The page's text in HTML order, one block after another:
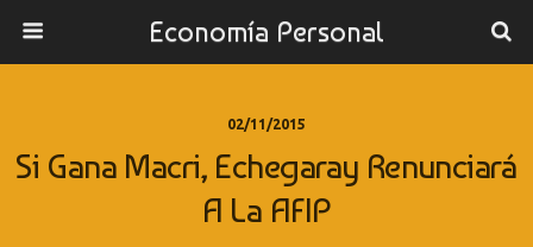
Economía Personal
02/11/2015
Si Gana Macri, Echegaray Renunciará
A La AFIP